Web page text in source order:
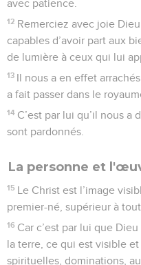
riche et si magnifique,
Et voici ce secret : le Christ
l’assurance que vous
28 Ainsi, nous annonçons le
avertissons et instruisons
possible, afin de rendre
l’union avec le Christ.
A cet effet, je travaille et
une Bible imprimée,
Colossiens 2